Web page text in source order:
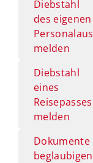
Diebstahl
des eigenen
melden
Diebstahl
eines
Reisepasses
melden
Dokumente
beglaubigen